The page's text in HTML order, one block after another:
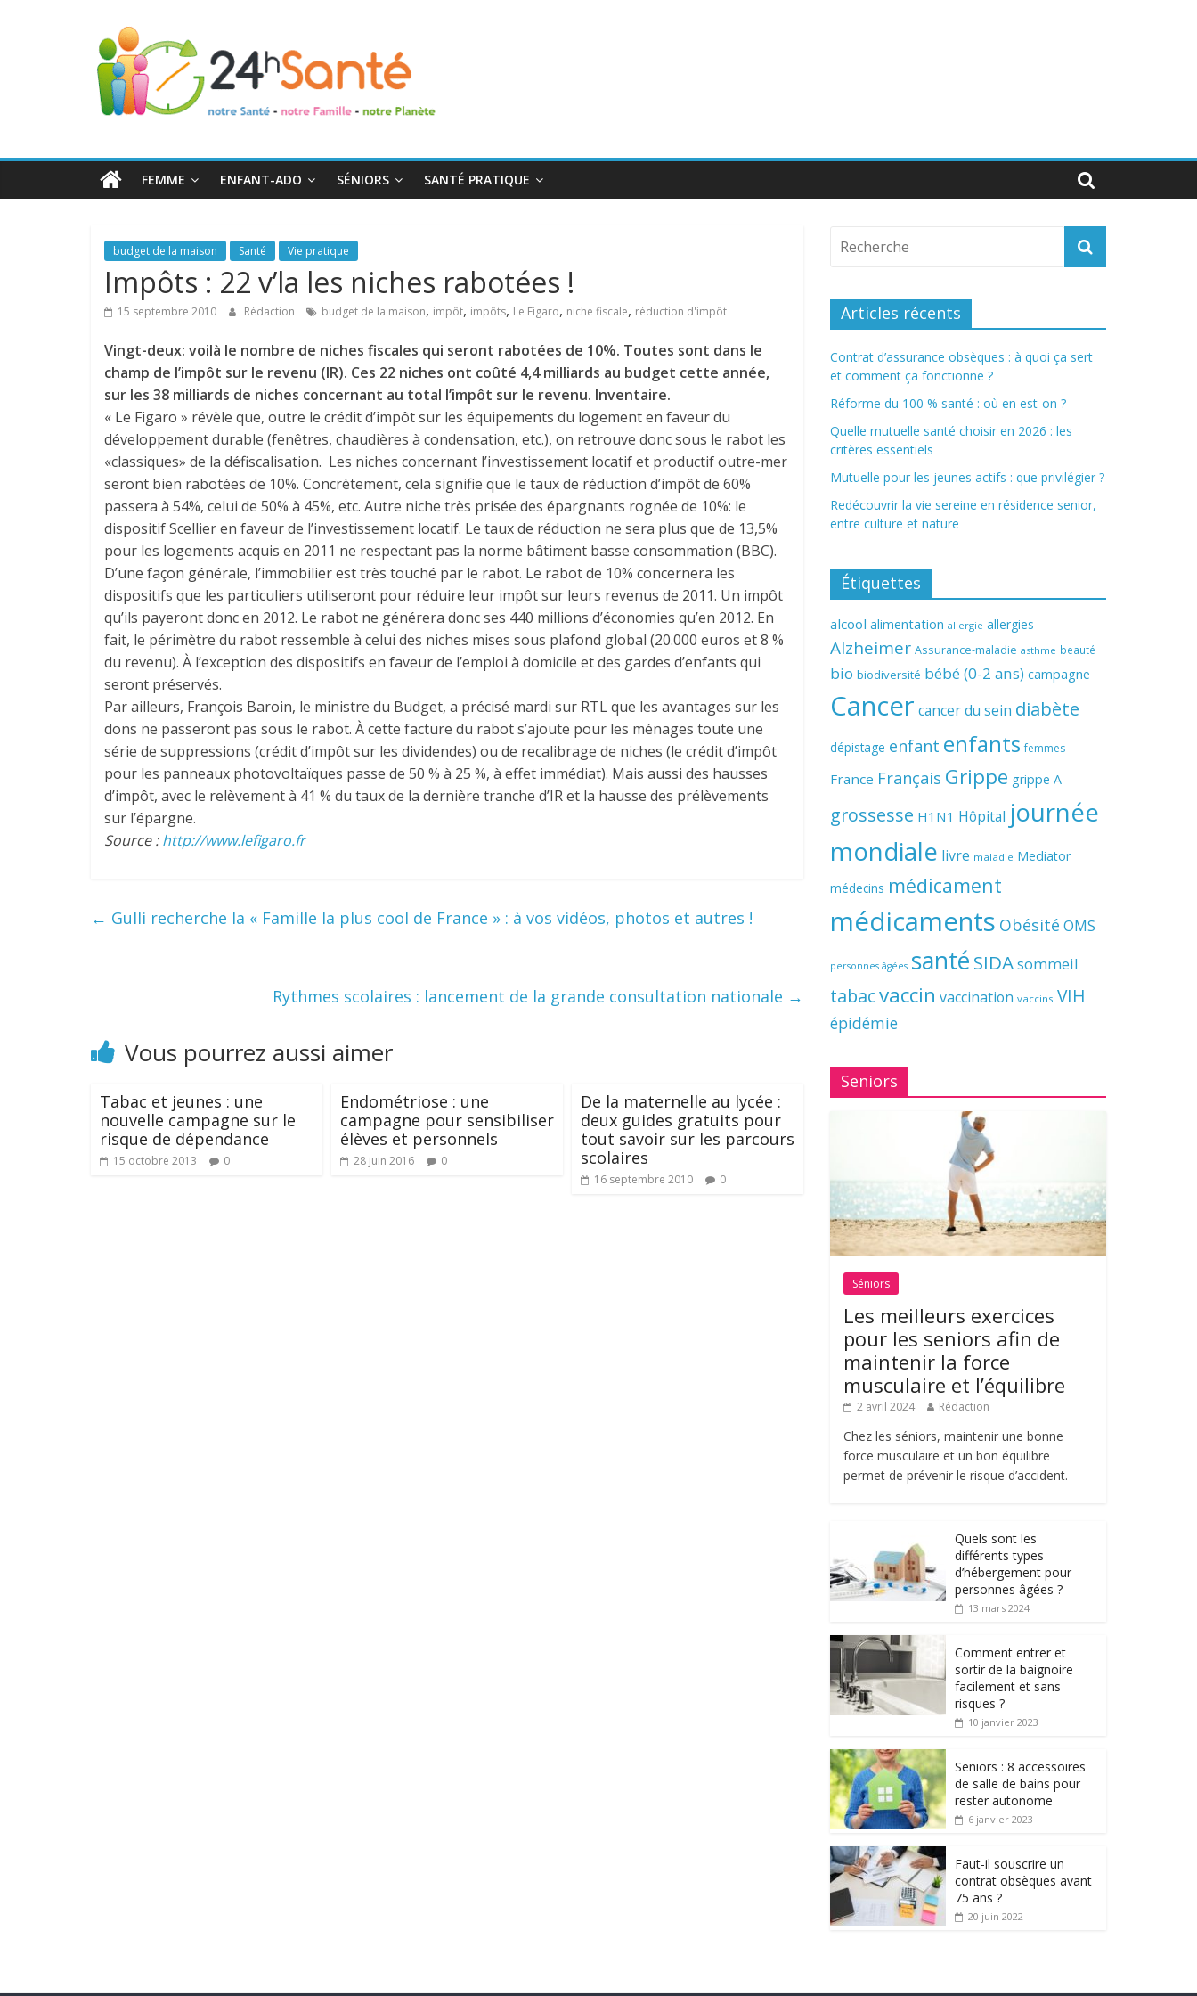
24h
Santé
toute
FEMME ENFANT-ADO SÉNIORS SANTÉ PRATIQUE
budget de la maison Santé Vie pratique
Impôts : 22 v’la les niches rabotées !
15 septembre 2010 Rédaction budget de la maison, impôt, impôts, Le Figaro, niche fiscale, réduction d'impôt
Vingt-deux: voilà le nombre de niches fiscales qui seront rabotées de 10%. Toutes sont dans le
champ de l’impôt sur le revenu (IR). Ces 22 niches ont coûté 4,4 milliards au budget cette année,
sur les 38 milliards de niches concernant au total l’impôt sur le revenu. Inventaire.
« Le Figaro » révèle que, outre le crédit d’impôt sur les équipements du logement en faveur du
développement durable (fenêtres, chaudières à condensation, etc.), on retrouve donc sous le rabot les
«classiques» de la défiscalisation. Les niches concernant l’investissement locatif et productif outre-mer
seront bien rabotées de 10%. Concrètement, cela signifie que le taux de réduction d’impôt de 60%
passera à 54%, celui de 50% à 45%, etc. Autre niche très prisée des épargnants rognée de 10%: le
dispositif Scellier en faveur de l’investissement locatif. Le taux de réduction ne sera plus que de 13,5%
pour les logements acquis en 2011 ne respectant pas la norme bâtiment basse consommation (BBC).
D’une façon générale, l’immobilier est très touché par le rabot. Le rabot de 10% concernera les
dispositifs que les particuliers utiliseront pour réduire leur impôt sur leurs revenus de 2011. Un impôt
qu’ils payeront donc en 2012. Le rabot ne générera donc ses 440 millions d’économies qu’en 2012. En
fait, le périmètre du rabot ressemble à celui des niches mises sous plafond global (20.000 euros et 8 %
du revenu). À l’exception des dispositifs en faveur de l’emploi à domicile et des gardes d’enfants qui
seront préservés.
Par ailleurs, François Baroin, le ministre du Budget, a précisé mardi sur RTL que les avantages sur les
dons ne passeront pas sous le rabot. À cette facture du rabot s’ajoute pour les ménages toute une
série de suppressions (crédit d’impôt sur les dividendes) ou de recalibrage de niches (le crédit d’impôt
pour les panneaux photovoltaïques passe de 50 % à 25 %, à effet immédiat). Mais aussi des hausses
d’impôt, avec le relèvement à 41 % du taux de la dernière tranche d’IR et la hausse des prélèvements
sur l’épargne.
Source :http://www.lefigaro.fr
← Gulli recherche la « Famille la plus cool de France » : à vos vidéos, photos et autres !
Rythmes scolaires : lancement de la grande consultation nationale →
Vous pourrez aussi aimer
Tabac et jeunes : une
nouvelle campagne sur le
risque de dépendance
15 octobre 2013 0
Endométriose : une
campagne pour sensibiliser
élèves et personnels
28 juin 2016 0
De la maternelle au lycée :
deux guides gratuits pour
tout savoir sur les parcours
scolaires
16 septembre 2010 0
Articles récents
Contrat d’assurance obsèques : à quoi ça sert
et comment ça fonctionne ?
Réforme du 100 % santé : où en est-on ?
Quelle mutuelle santé choisir en 2026 : les
critères essentiels
Mutuelle pour les jeunes actifs : que privilégier ?
Redécouvrir la vie sereine en résidence senior,
entre culture et nature
Étiquettes
alcool alimentation allergie allergies
Alzheimer Assurance-maladie asthme beauté
bio biodiversité bébé (0-2 ans) campagne
Cancer cancer du sein diabète
dépistage enfant enfants femmes
France Français Grippe grippe A
grossesse H1N1 Hôpital journée
mondiale livre maladie Mediator
médecins médicament
médicaments Obésité OMS
personnes âgées santé SIDAsommeil
tabacvaccin vaccination vaccins VIH
épidémie
Seniors
Séniors
Les meilleurs exercices
pour les seniors afin de
maintenir la force
musculaire et l’équilibre
2 avril 2024 Rédaction
Chez les séniors, maintenir une bonne
force musculaire et un bon équilibre
permet de prévenir le risque d’accident.
Quels sont les
différents types
d’hébergement pour
personnes âgées ?
13 mars 2024
Comment entrer et
sortir de la baignoire
facilement et sans
risques ?
10 janvier 2023
Seniors : 8 accessoires
de salle de bains pour
rester autonome
6 janvier 2023
Faut-il souscrire un
contrat obsèques avant
75 ans ?
20 juin 2022